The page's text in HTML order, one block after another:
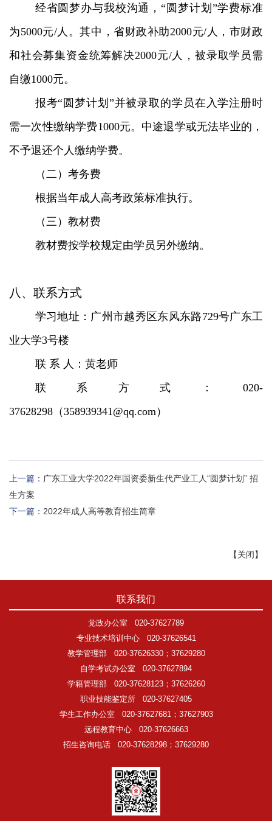
经省圆梦办与我校沟通，“圆梦计划”学费标准
为5000元/人。其中，省财政补助2000元/人，市财政
和社会募集资金统筹解决2000元/人，被录取学员需
自缴1000元。
报考“圆梦计划”并被录取的学员在入学注册时
需一次性缴纳学费1000元。中途退学或无法毕业的，
不予退还个人缴纳学费。
（二）考务费
根据当年成人高考政策标准执行。
（三）教材费
教材费按学校规定由学员另外缴纳。
八、联系方式
学习地址：广州市越秀区东风东路729号广东工
业大学3号楼
联 系 人：黄老师
联系方式：020-
37628298（358939341@qq.com）
上一篇： 广东工业大学2022年国资委新生代产业工人“圆梦计划” 招
生方案
下一篇： 2022年成人高等教育招生简章
【关闭】
联系我们
党政办公室
020-37627789
专业技术培训中心
020-37626541
教学管理部
020-37626330；37629280
自学考试办公室
020-37627894
学籍管理部
020-37628123；37626260
职业技能鉴定所
020-37627405
学生工作办公室
020-37627681；37627903
远程教育中心
020-37626663
招生咨询电话
020-37628298；37629280